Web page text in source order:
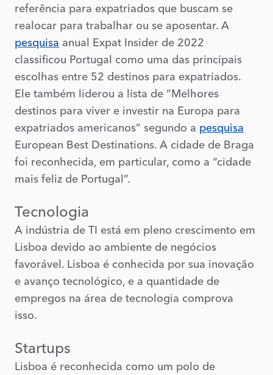
referência para expatriados que buscam se
realocar para trabalhar ou se aposentar. A
pesquisa anual Expat Insider de 2022
classificou Portugal como uma das principais
escolhas entre 52 destinos para expatriados.
Ele também liderou a lista de “Melhores
destinos para viver e investir na Europa para
expatriados americanos” segundo a pesquisa
European Best Destinations. A cidade de Braga
foi reconhecida, em particular, como a “cidade
mais feliz de Portugal”.
Tecnologia
A indústria de TI está em pleno crescimento em
Lisboa devido ao ambiente de negócios
favorável. Lisboa é conhecida por sua inovação
e avanço tecnológico, e a quantidade de
empregos na área de tecnologia comprova
isso.
Startups
Lisboa é reconhecida como um polo de